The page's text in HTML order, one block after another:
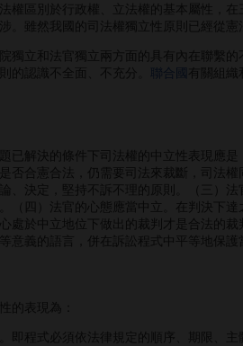
區別於行政權、立法權的基本屬性，在
。雖然我國的司法權獨立性原則已經從
立和法官獨立兩方面的具有內在聯繫的
的認識不全面、不充分。 聯合國 有關組織
解決的條件下司法權的中立性表現應是
否合憲合法，仍需要司法來裁斷，司法
、決定，堅持不訴不理的原則。（三）
（四）法官的心態應當中立。在判決下
處於中立地位下做出的裁判才是合法的
意義的語言，併在訴訟程式中平等地保
表現為：
程式必須依法律規定的順序、期限、主